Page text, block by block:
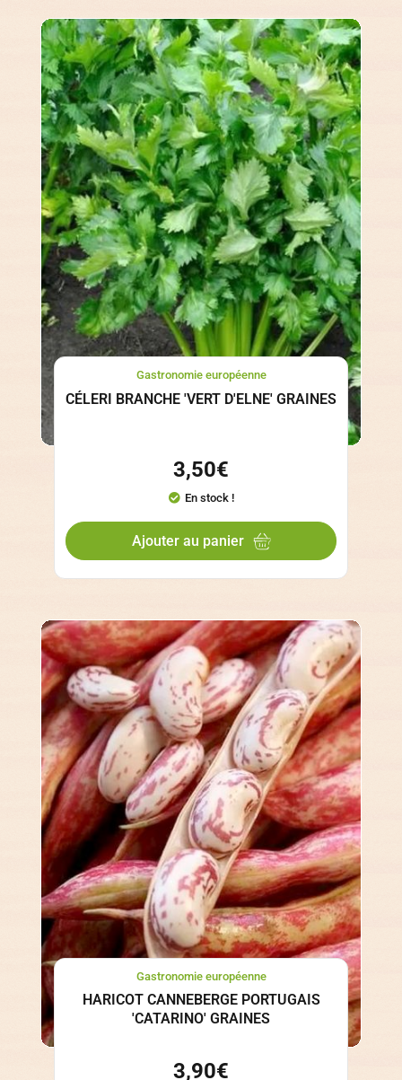
Gastronomie européenne
CÉLERI BRANCHE 'VERT D'ELNE' GRAINES
3,50€
En stock !
Ajouter au panier
Gastronomie européenne
HARICOT CANNEBERGE PORTUGAIS
'CATARINO' GRAINES
3,90€